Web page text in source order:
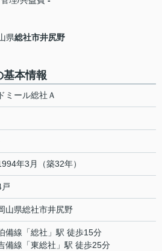
県総社市井尻野
基本情報
ドミール総社Ａ
年3月（築32年）
戸
山県総社市井尻野
備線 「総社 」駅 徒歩15分
備線 「東総社 」駅 徒歩25分